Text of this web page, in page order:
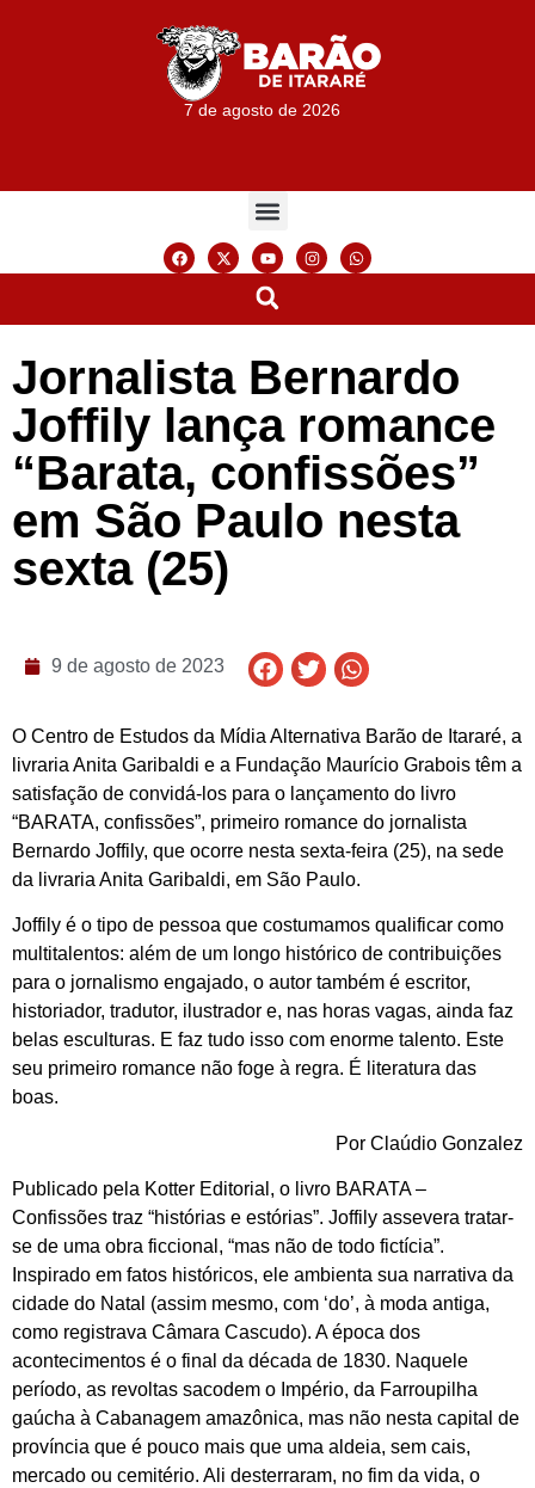
7 de agosto de 2026
Jornalista Bernardo
Joffily lança romance
“Barata, confissões”
em São Paulo nesta
sexta (25)
9 de agosto de 2023
O Centro de Estudos da Mídia Alternativa Barão de Itararé, a
livraria Anita Garibaldi e a Fundação Maurício Grabois têm a
satisfação de convidá-los para o lançamento do livro
“BARATA, confissões”, primeiro romance do jornalista
Bernardo Joffily, que ocorre nesta sexta-feira (25), na sede
da livraria Anita Garibaldi, em São Paulo.
Joffily é o tipo de pessoa que costumamos qualificar como
multitalentos: além de um longo histórico de contribuições
para o jornalismo engajado, o autor também é escritor,
historiador, tradutor, ilustrador e, nas horas vagas, ainda faz
belas esculturas. E faz tudo isso com enorme talento. Este
seu primeiro romance não foge à regra. É literatura das
boas.
Por Claúdio Gonzalez
Publicado pela Kotter Editorial, o livro BARATA –
Confissões traz “histórias e estórias”. Joffily assevera tratar-
se de uma obra ficcional, “mas não de todo fictícia”.
Inspirado em fatos históricos, ele ambienta sua narrativa da
cidade do Natal (assim mesmo, com ‘do’, à moda antiga,
como registrava Câmara Cascudo). A época dos
acontecimentos é o final da década de 1830. Naquele
período, as revoltas sacodem o Império, da Farroupilha
gaúcha à Cabanagem amazônica, mas não nesta capital de
província que é pouco mais que uma aldeia, sem cais,
mercado ou cemitério. Ali desterraram, no fim da vida, o